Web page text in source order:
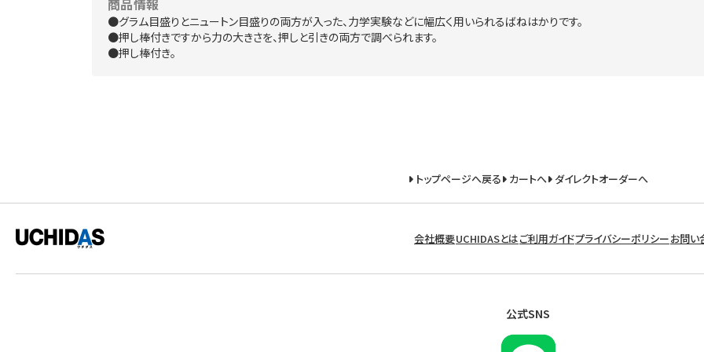
商品情報
●グラム目盛りとニュートン目盛りの両方が入った、力学実験などに幅広く用いられるばねはかりです。
●押し棒付きですから力の大きさを、押しと引きの両方で調べられます。
●押し棒付き。
トップページへ戻る カートへ ダイレクトオーダーへ
会社概要UCHIDASとはご利用ガイドプライバシーポリシーお問い
公式SNS